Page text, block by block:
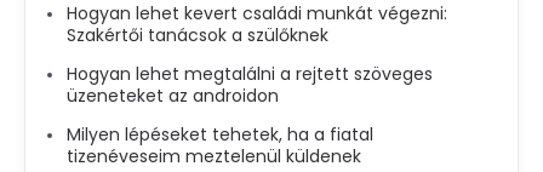
Hogyan lehet kevert családi munkát végezni:
Szakértői tanácsok a szülőknek
Hogyan lehet megtalálni a rejtett szöveges
üzeneteket az androidon
Milyen lépéseket tehetek, ha a fiatal
tizenéveseim meztelenül küldenek